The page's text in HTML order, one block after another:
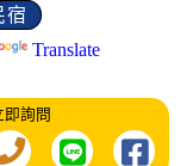
宿
Translate
即詢問